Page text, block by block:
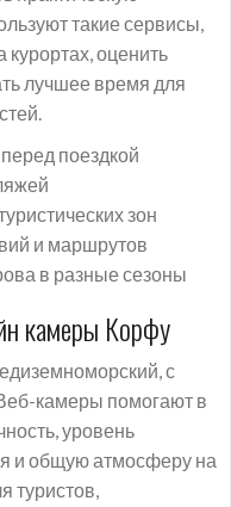
такие сервисы,
курортах, оценить
лучшее время для
поездкой
зон
и маршрутов
в разные сезоны
камеры Корфу
с
камеры помогают в
уровень
и общую атмосферу на
туристов,